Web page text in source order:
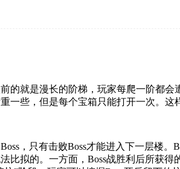
的就是漫长的阶梯，玩家每爬一阶都
一些，但是每个宝箱只能打开一次。
，只有击败Boss才能进入下一层楼
比拟的。一方面，Boss战胜利后所获